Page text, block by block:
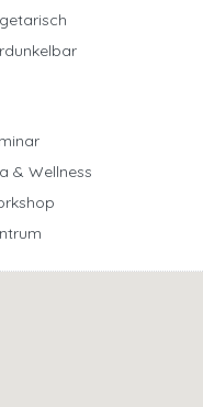
& Wellness